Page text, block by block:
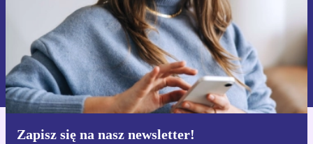
Zapisz się na nasz newsletter!
Zarejestruj się
Informacje na temat używania danych osobowych znajdują się w
naszej
Polityce prywatności
Pobierz aplikację refurbed